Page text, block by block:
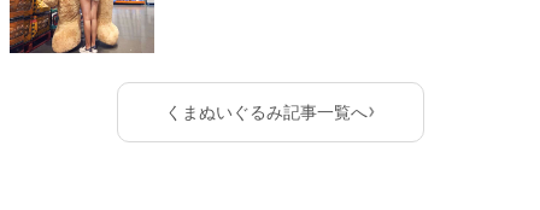
くまぬいぐるみ記事一覧へ›